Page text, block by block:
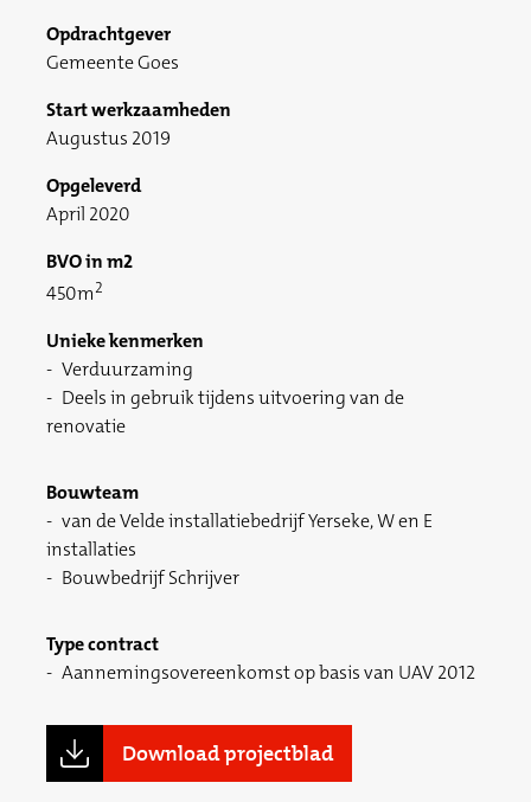
Opdrachtgever
Gemeente Goes
Start werkzaamheden
Augustus 2019
Opgeleverd
April 2020
BVO in m2
450m2
Unieke kenmerken
Verduurzaming
Deels in gebruik tijdens uitvoering van de
renovatie
Bouwteam
van de Velde installatiebedrijf Yerseke, W en E
installaties
Bouwbedrijf Schrijver
Type contract
Aannemingsovereenkomst op basis van UAV 2012
Download projectblad